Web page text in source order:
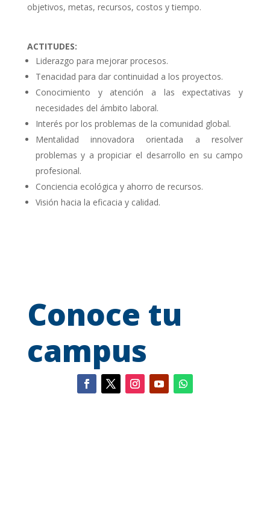
objetivos, metas, recursos, costos y tiempo.
ACTITUDES:
Liderazgo para mejorar procesos.
Tenacidad para dar continuidad a los proyectos.
Conocimiento y atención a las expectativas y
necesidades del ámbito laboral.
Interés por los problemas de la comunidad global.
Mentalidad innovadora orientada a resolver
problemas y a propiciar el desarrollo en su campo
profesional.
Conciencia ecológica y ahorro de recursos.
Visión hacia la eficacia y calidad.
Conoce tu
campus